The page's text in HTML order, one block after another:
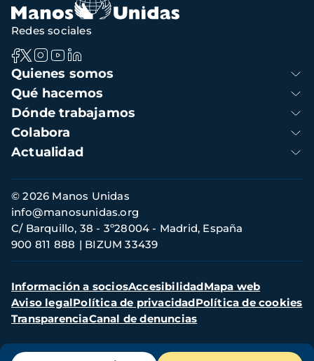
Navegación
principal
Quienes somos
Qué hacemos
Dónde trabajamos
Colabora
Actualidad
Redes sociales
Información
de
contacto
© 2026 Manos Unidas
C/ Barquillo, 38 - 3º28004 - Madrid, España
900 811 888
BIZUM 33439
info@manosunidas.org
Menú
secundario
Información a sociosAccesibilidadMapa web
Aviso legalPolítica de privacidadPolítica de cookies
TransparenciaCanal de denuncias